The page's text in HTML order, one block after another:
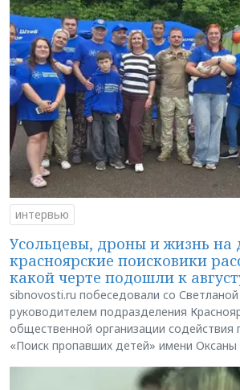
интервью
Усольцевы, дроны и жизнь на
красноярские поисковики
какой черте подошли к
sibnovosti.ru побеседовали со
руководителем подразделения
общественной организации
«Поиск пропавших детей» имени